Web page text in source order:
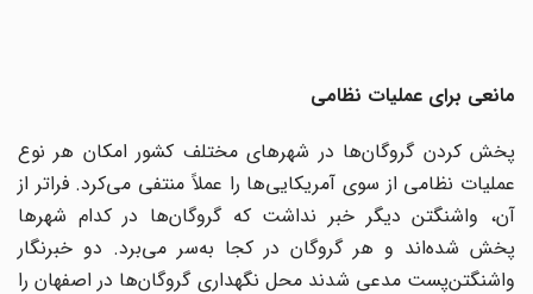
مانعی برای عملیات نظامی
پخش کردن گروگان‌ها در شهرهای مختلف کشور امکان هر نوع
عملیات نظامی از سوی آمریکایی‌ها را عملاً منتفی می‌کرد. فراتر از
آن، واشنگتن دیگر خبر نداشت که گروگان‌ها در کدام شهرها
پخش شده‌اند و هر گروگان در کجا به‌سر می‌برد. دو خبرنگار
واشنگتن‌پست مدعی شدند محل نگهداری گروگان‌ها در اصفهان را